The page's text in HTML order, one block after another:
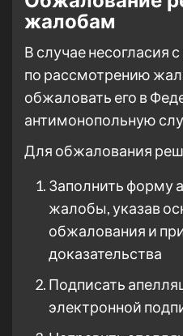
жалобам
В случае несогласия
по рассмотрению
обжаловать его в
антимонопольную
Для обжалования
Заполнить форму
жалобы, указав
обжалования и
доказательства
Подписать
электронной